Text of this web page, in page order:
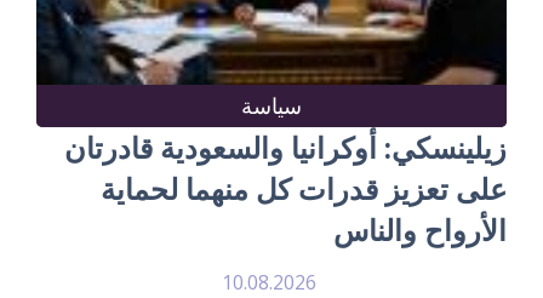
سياسة
زيلينسكي: أوكرانيا والسعودية قادرتان
على تعزيز قدرات كل منهما لحماية
الأرواح والناس
10.08.2026